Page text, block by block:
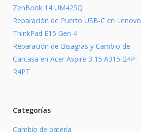
ZenBook 14 UM425Q
Reparación de Puerto USB-C en Lenovo
ThinkPad E15 Gen 4
Reparación de Bisagras y Cambio de
Carcasa en Acer Aspire 3 15 A315-24P-
R4PT
Categorías
Cambio de batería